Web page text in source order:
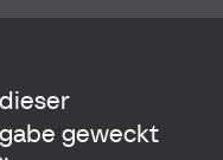
geweckt